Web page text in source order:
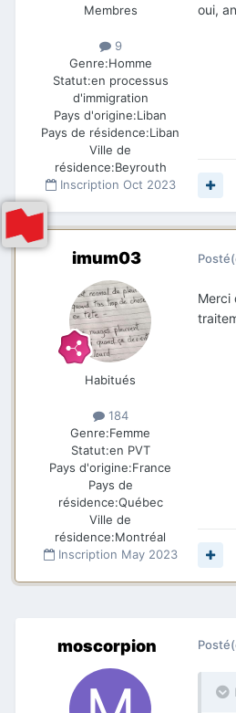
Membres
9
Genre:Homme
Statut:en processus
d'immigration
Pays d'origine:Liban
Pays de résidence:Liban
Ville de
résidence:Beyrouth
Inscription Oct 2023
oui,
imum03
Habitués
184
Genre:Femme
Statut:en PVT
Pays d'origine:France
Pays de
résidence:Québec
Ville de
résidence:Montréal
Inscription May 2023
Merci
moscorpion